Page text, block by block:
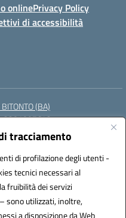
tracciamento
di profilazione degli utenti -
tecnici necessari al
fruibilità dei servizi
sono utilizzati, inoltre,
a disposizione da Web
onlinePrivacy Policy
di accessibilità
(BA)
3381807642
(IPA): itcvg